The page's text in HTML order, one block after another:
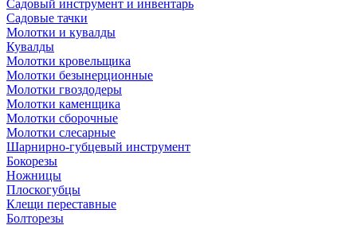
Садовый инструмент и инвентарь
Садовые тачки
Молотки и кувалды
Кувалды
Молотки кровельщика
Молотки безынерционные
Молотки гвоздодеры
Молотки каменщика
Молотки сборочные
Молотки слесарные
Шарнирно-губцевый инструмент
Бокорезы
Ножницы
Плоскогубцы
Клещи переставные
Болторезы